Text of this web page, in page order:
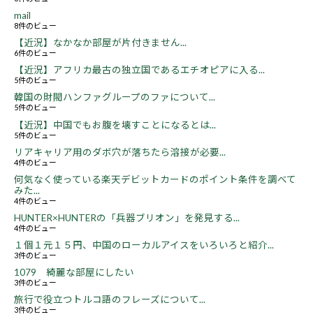
mail
8件のビュー
【近況】なかなか部屋が片付きません...
6件のビュー
【近況】アフリカ最古の独立国であるエチオピアに入る...
5件のビュー
韓国の財閥ハンファグループのファについて...
5件のビュー
【近況】中国でもお腹を壊すことになるとは...
5件のビュー
リアキャリア用のダボ穴が落ちたら溶接が必要...
4件のビュー
何気なく使っている楽天デビットカードのポイント条件を調べて
みた...
4件のビュー
HUNTER×HUNTERの「兵器ブリオン」を発見する...
4件のビュー
１個１元１５円、中国のローカルアイスをいろいろと紹介...
3件のビュー
1079 綺麗な部屋にしたい
3件のビュー
旅行で役立つトルコ語のフレーズについて...
3件のビュー